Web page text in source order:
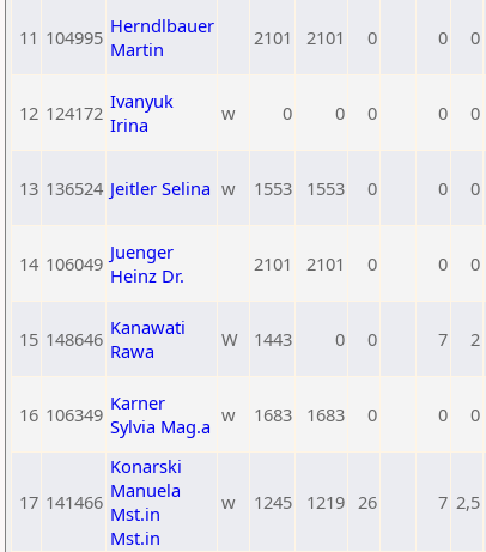
11 104995 Herndlbauer
Martin
2101 2101 0 0 0
12 124172 Ivanyuk
Irina
w 0 0 0 0 0
13 136524 Jeitler Selina w 1553 1553 0 0 0
14 106049 Juenger
Heinz Dr.
2101 2101 0 0 0
15 148646 Kanawati
Rawa
W 1443 0 0 7 2
16 106349 Karner
Sylvia Mag.a w 1683 1683 0 0 0
17 141466
Konarski
Manuela
Mst.in
Mst.in
w 1245 1219 26 7 2,5